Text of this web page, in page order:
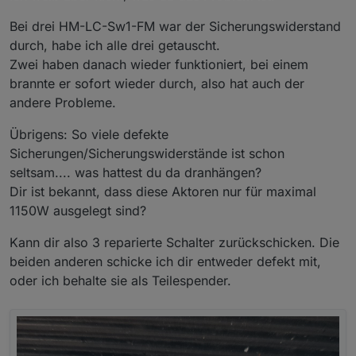
Bei drei HM-LC-Sw1-FM war der Sicherungswiderstand
durch, habe ich alle drei getauscht.
Zwei haben danach wieder funktioniert, bei einem
brannte er sofort wieder durch, also hat auch der
andere Probleme.
Übrigens: So viele defekte
Sicherungen/Sicherungswiderstände ist schon
seltsam.... was hattest du da dranhängen?
Dir ist bekannt, dass diese Aktoren nur für maximal
1150W ausgelegt sind?
Kann dir also 3 reparierte Schalter zurückschicken. Die
beiden anderen schicke ich dir entweder defekt mit,
oder ich behalte sie als Teilespender.